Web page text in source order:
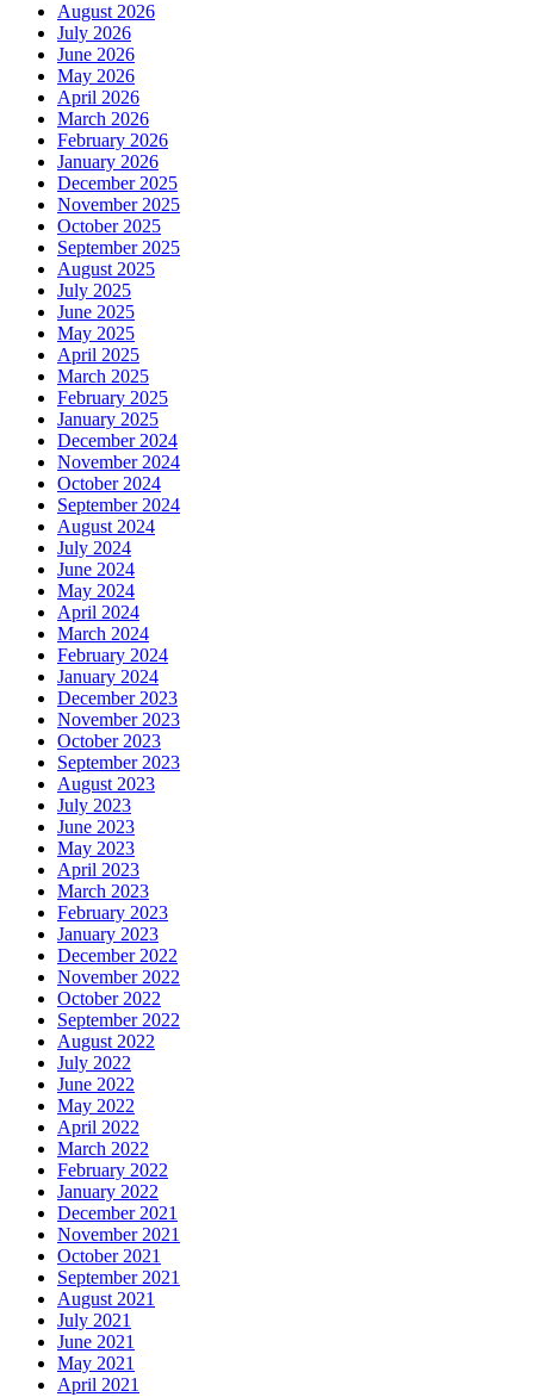
August 2026
July 2026
June 2026
May 2026
April 2026
March 2026
February 2026
January 2026
December 2025
November 2025
October 2025
September 2025
August 2025
July 2025
June 2025
May 2025
April 2025
March 2025
February 2025
January 2025
December 2024
November 2024
October 2024
September 2024
August 2024
July 2024
June 2024
May 2024
April 2024
March 2024
February 2024
January 2024
December 2023
November 2023
October 2023
September 2023
August 2023
July 2023
June 2023
May 2023
April 2023
March 2023
February 2023
January 2023
December 2022
November 2022
October 2022
September 2022
August 2022
July 2022
June 2022
May 2022
April 2022
March 2022
February 2022
January 2022
December 2021
November 2021
October 2021
September 2021
August 2021
July 2021
June 2021
May 2021
April 2021